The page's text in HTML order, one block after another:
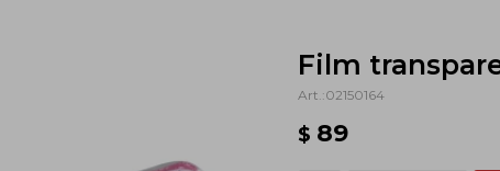
Film
02150164
$ 89